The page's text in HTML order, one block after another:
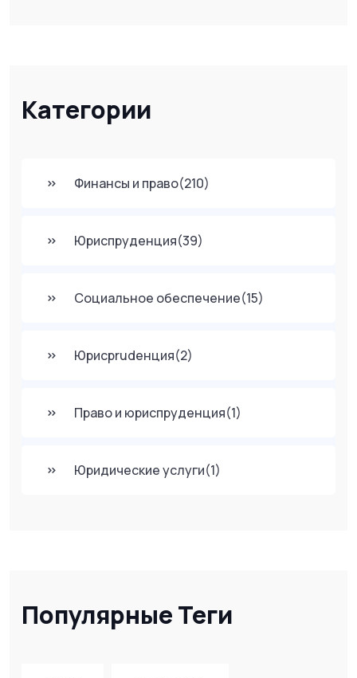
Категории
Финансы и право(210)
Юриспруденция(39)
Социальное обеспечение(15)
Юрисprudенция(2)
Право и юриспруденция(1)
Юридические услуги(1)
Популярные Теги